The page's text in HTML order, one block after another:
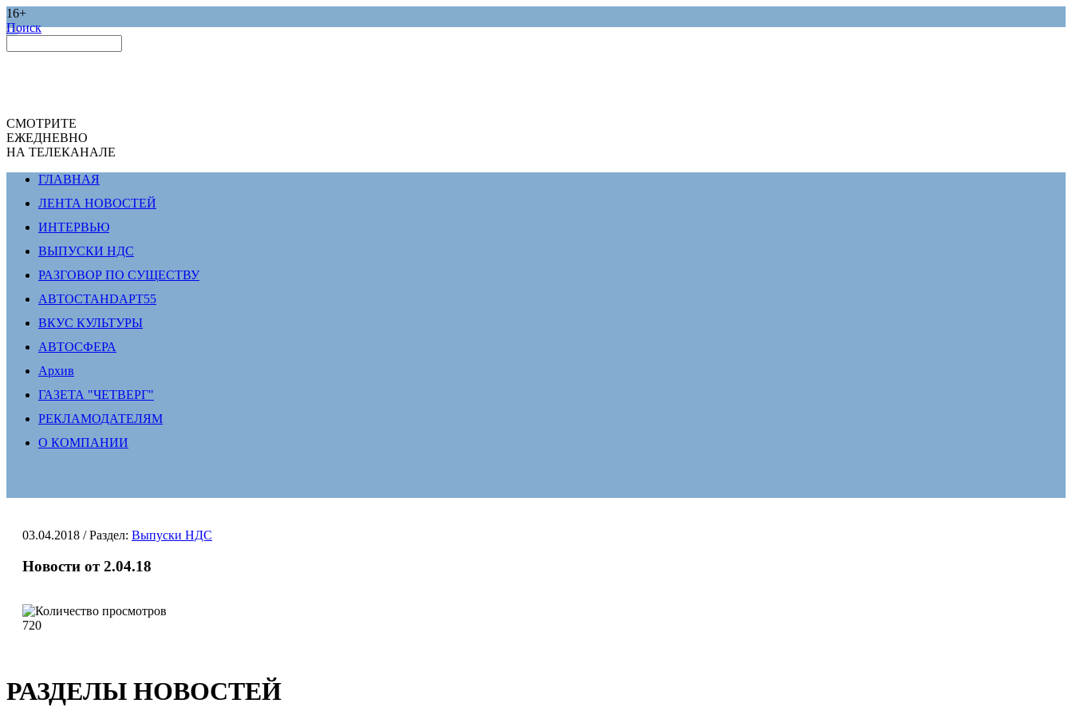
16+
Поиск
СМОТРИТЕ
ЕЖЕДНЕВНО
НА ТЕЛЕКАНАЛЕ
ГЛАВНАЯ
ЛЕНТА НОВОСТЕЙ
ИНТЕРВЬЮ
ВЫПУСКИ НДС
РАЗГОВОР ПО СУЩЕСТВУ
АВТОСТАНDАРТ55
ВКУС КУЛЬТУРЫ
АВТОСФЕРА
Архив
ГАЗЕТА "ЧЕТВЕРГ"
РЕКЛАМОДАТЕЛЯМ
О КОМПАНИИ
03.04.2018 / Раздел: Выпуски НДС
Новости от 2.04.18
720
РАЗДЕЛЫ НОВОСТЕЙ